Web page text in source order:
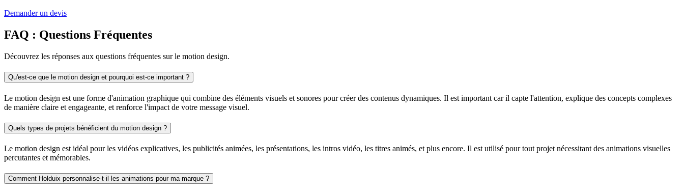
Demander un devis
FAQ : Questions Fréquentes
Découvrez les réponses aux questions fréquentes sur le motion design.
Qu'est-ce que le motion design et pourquoi est-ce important ?
Le motion design est une forme d'animation graphique qui combine des éléments visuels et sonores pour créer des contenus dynamiques. Il est important car il capte l'attention, explique des concepts complexes
de manière claire et engageante, et renforce l'impact de votre message visuel.
Quels types de projets bénéficient du motion design ?
Le motion design est idéal pour les vidéos explicatives, les publicités animées, les présentations, les intros vidéo, les titres animés, et plus encore. Il est utilisé pour tout projet nécessitant des animations visuelles
percutantes et mémorables.
Comment Holduix personnalise-t-il les animations pour ma marque ?